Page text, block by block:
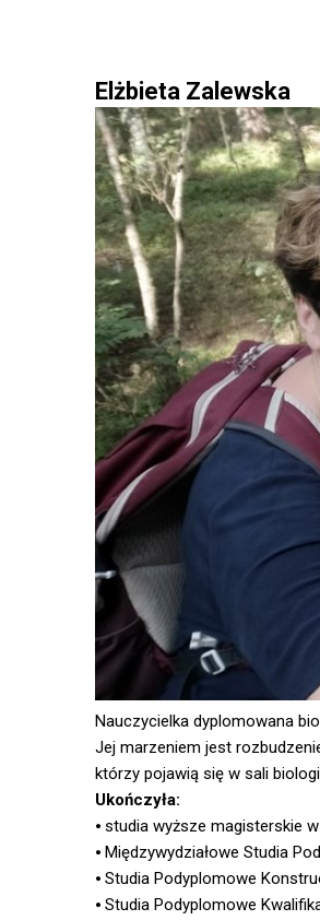
Elżbieta Zalewska
Nauczycielka dyplomowana
Jej marzeniem jest
którzy pojawią się w sali
Ukończyła:
⦁ studia wyższe magisterskie
⦁ Międzywydziałowe Studia
⦁ Studia Podyplomowe
⦁ Studia Podyplomowe